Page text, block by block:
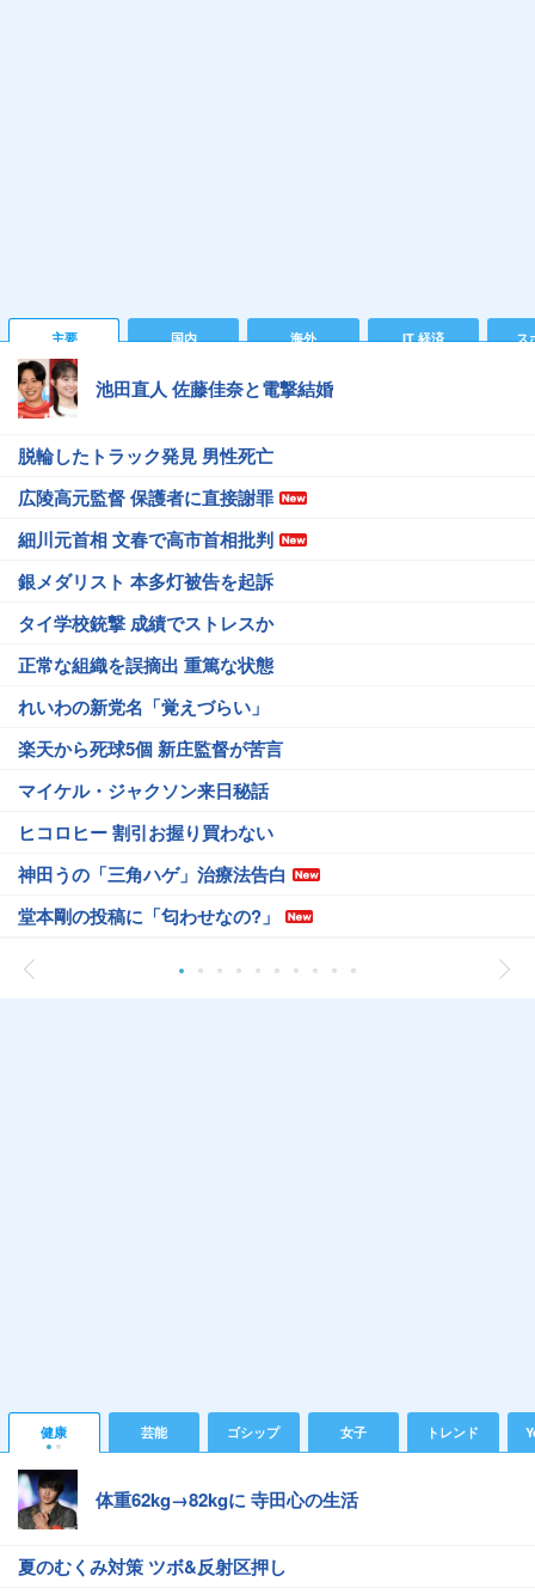
主要 国内 海外 IT 経済 ス
池田直人 佐藤佳奈と電撃結婚
脱輪したトラック発見 男性死亡
広陵高元監督 保護者に直接謝罪
細川元首相 文春で高市首相批判
銀メダリスト 本多灯被告を起訴
タイ学校銃撃 成績でストレスか
正常な組織を誤摘出 重篤な状態
れいわの新党名「覚えづらい」
楽天から死球5個 新庄監督が苦言
マイケル・ジャクソン来日秘話
ヒコロヒー 割引お握り買わない
神田うの「三角ハゲ」治療法告白
堂本剛の投稿に「匂わせなの?」
健康 芸能 ゴシップ 女子 トレンド
体重62kg→82kgに 寺田心の生活
夏のむくみ対策 ツボ&反射区押し